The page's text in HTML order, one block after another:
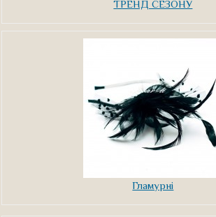
ТРЕНД СЕЗОНУ
Гламурні